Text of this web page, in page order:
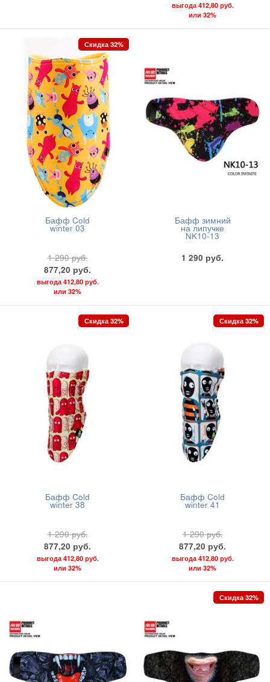
выгода412,80 руб.
или 32%
Бафф Cold
winter 03
1 290 руб.
877,20 руб.
выгода412,80 руб.
или 32%
Скидка 32%
Бафф зимний
на липучке
NK10-13
1 290 руб.
Бафф Cold
winter 38
1 290 руб.
877,20 руб.
выгода412,80 руб.
или 32%
Скидка 32%
Бафф Cold
winter 41
1 290 руб.
877,20 руб.
выгода412,80 руб.
или 32%
Скидка 32%
Скидка 32%